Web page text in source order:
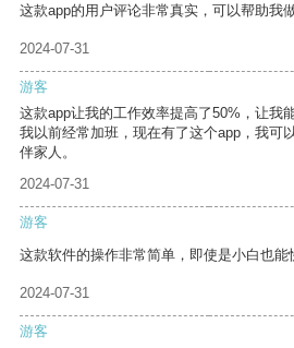
这款app的用户评论非常真实，可以帮助我
2024-07-31
游客
这款app让我的工作效率提高了50%，让我
我以前经常加班，现在有了这个app，我可
伴家人。
2024-07-31
游客
这款软件的操作非常简单，即使是小白也能
2024-07-31
游客